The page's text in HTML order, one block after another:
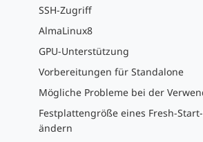
SSH-Zugriff
AlmaLinux8
GPU-Unterstützung
Vorbereitungen für Standalone
Mögliche Probleme bei der
Festplattengröße eines Fresh-
ändern